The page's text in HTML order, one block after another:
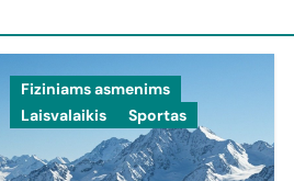
Fiziniams asmenims
Laisvalaikis
Sportas